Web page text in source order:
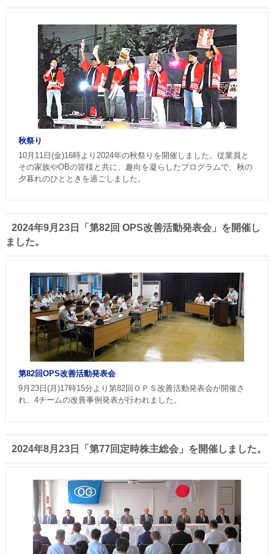
秋祭り
10月11日(金)16時より2024年の秋祭りを開催しました。従業員と
その家族やOBの皆様と共に、趣向を凝らしたプログラムで、秋の
夕暮れのひとときを過ごしました。
2024年9月23日「第82回 OPS改善活動発表会」を開催し
ました。
第82回OPS改善活動発表会
9月23日(月)17時15分より第82回ＯＰＳ改善活動発表会が開催さ
れ、4チームの改善事例発表が行われました。
2024年8月23日「第77回定時株主総会」を開催しました。